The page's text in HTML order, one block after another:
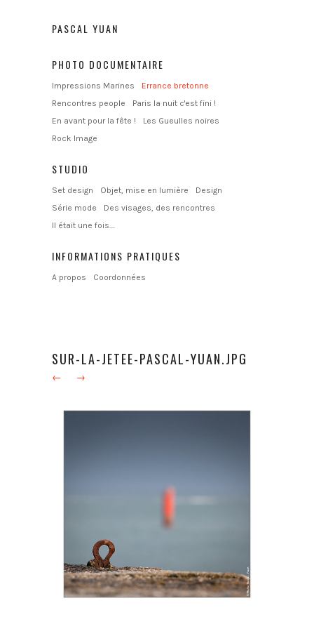
PASCAL YUAN
PHOTO DOCUMENTAIRE
Impressions Marines
Errance bretonne
Rencontres people
Paris la nuit c'est fini !
En avant pour la fête !
Les Gueulles noires
Rock Image
STUDIO
Set design Objet, mise en lumière
Design
Série mode
Des visages, des rencontres
Il était une fois....
INFORMATIONS PRATIQUES
A propos Coordonnées
SUR-LA-JETEE-PASCAL-YUAN.JPG
← →